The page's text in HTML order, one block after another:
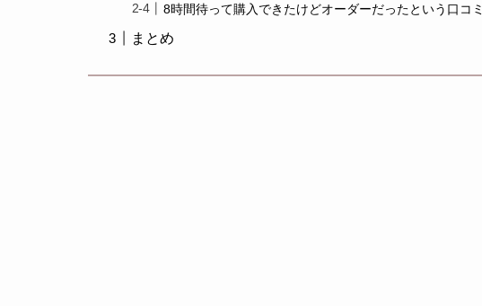
8時間待って購入できたけどオーダーだったという口コミ
まとめ